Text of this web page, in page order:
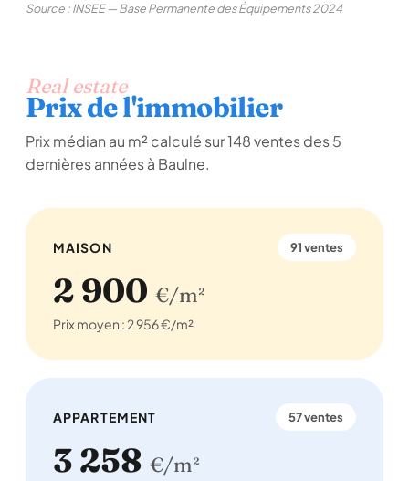
Source : INSEE — Base Permanente des Équipements 2024
Real estate
Prix de l'immobilier
Prix médian au m² calculé sur 148 ventes des 5
dernières années à Baulne.
MAISON 91 ventes
2 900 €/m²
Prix moyen : 2 956 €/m²
APPARTEMENT 57 ventes
3 258 €/m²